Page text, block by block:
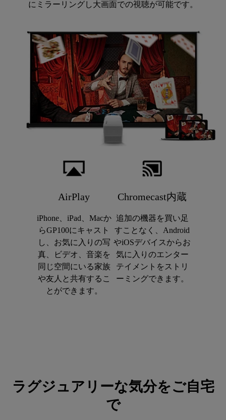
にミラーリングし大画面での視聴が可能です。
AirPlay
iPhone、iPad、Macか
らGP100にキャスト
し、お気に入りの写
真、ビデオ、音楽を
同じ空間にいる家族
や友人と共有するこ
とができます。
Chromecast内蔵
追加の機器を買い足
すことなく、Android
やiOSデバイスからお
気に入りのエンター
テイメントをストリ
ーミングできます。
ラグジュアリーな気分をご自宅
で